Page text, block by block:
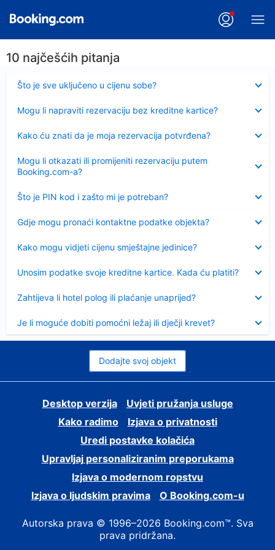
10 najčešćih pitanja
Što je sve uključeno u cijenu sobe?
Sažeto
Mogu li napraviti rezervaciju bez kreditne kartice?
Kako ću znati da je moja rezervacija potvrđena?
Mogu li otkazati ili promijeniti rezervaciju putem
Booking.com-a?
Što je PIN kod i zašto mi je potreban?
Sažeto
Gdje mogu pronaći kontaktne podatke objekta?
Kako mogu vidjeti cijenu smještajne jedinice?
Unosim podatke svoje kreditne kartice. Kada ću platiti?
Zahtijeva li hotel polog ili plaćanje unaprijed?
Je li moguće dobiti pomoćni ležaj ili dječji krevet?
Dodajte svoj objekt
Desktop verzija
Uvjeti pružanja usluge
Kako radimo
Izjava o privatnosti
Uredi postavke kolačića
Upravljaj personaliziranim preporukama
Izjava o modernom ropstvu
Izjava o ljudskim pravima
O Booking.com-u
Autorska prava © 1996–2026 Booking.com™. Sva
prava pridržana.